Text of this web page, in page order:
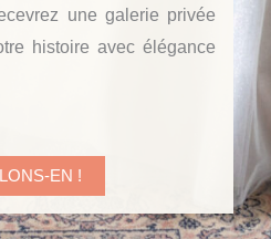
une galerie privée
histoire avec élégance
EN !